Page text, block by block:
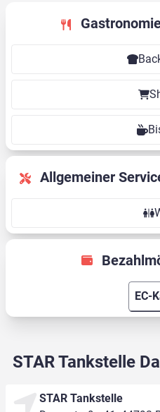
Allgemeiner
EC-
STAR Tankstelle
STAR Tankstelle